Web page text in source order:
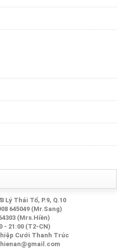
Lý Thái Tổ, P.9, Q.10
645049 (Mr.Sang)
(Mrs.Hiền)
- 21:00 (T2-CN)
Cưới Thanh Trúc